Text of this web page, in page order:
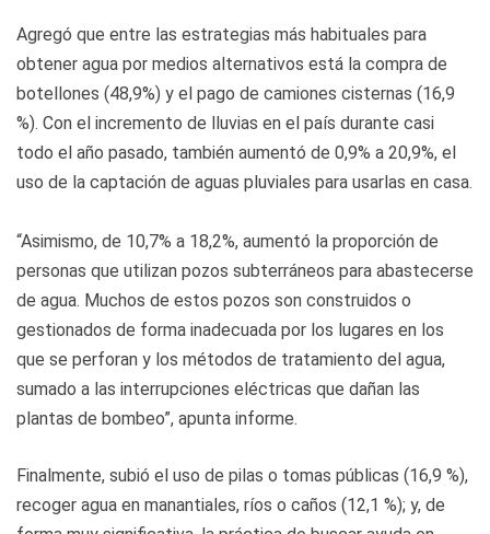
Agregó que entre las estrategias más habituales para
obtener agua por medios alternativos está la compra de
botellones (48,9%) y el pago de camiones cisternas (16,9
%). Con el incremento de lluvias en el país durante casi
todo el año pasado, también aumentó de 0,9% a 20,9%, el
uso de la captación de aguas pluviales para usarlas en casa.
“Asimismo, de 10,7% a 18,2%, aumentó la proporción de
personas que utilizan pozos subterráneos para abastecerse
de agua. Muchos de estos pozos son construidos o
gestionados de forma inadecuada por los lugares en los
que se perforan y los métodos de tratamiento del agua,
sumado a las interrupciones eléctricas que dañan las
plantas de bombeo”, apunta informe.
Finalmente, subió el uso de pilas o tomas públicas (16,9 %),
recoger agua en manantiales, ríos o caños (12,1 %); y, de